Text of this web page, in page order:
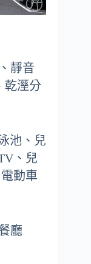
靜音
乾溼分
池、兒
、兒
動車
廳